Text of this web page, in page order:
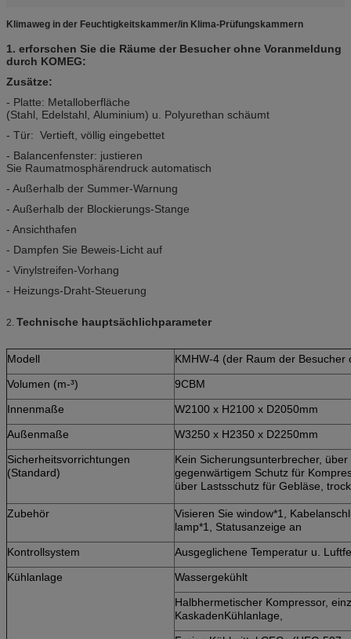
Klimaweg in der Feuchtigkeitskammer/in Klima-Prüfungskammern
1. erforschen Sie die Räume der Besucher ohne Voranmeldung
durch KOMEG:
Zusätze:
- Platte: Metalloberfläche
(Stahl, Edelstahl, Aluminium) u. Polyurethan schäumt
- Tür: Vertieft, völlig eingebettet
- Balancenfenster: justieren
Sie Raumatmosphärendruck automatisch
- Außerhalb der Summer-Warnung
- Außerhalb der Blockierungs-Stange
- Ansichthafen
- Dampfen Sie Beweis-Licht auf
- Vinylstreifen-Vorhang
- Heizungs-Draht-Steuerung
2. Technische hauptsächlichparameter
Modell
KMHW-4 (der Raum der Besucher
Volumen (m-³)
9CBM
Innenmaße
W2100 x H2100 x D2050mm
Außenmaße
W3250 x H2350 x D2250mm
Sicherheitsvorrichtungen
(Standard)
Kein Sicherungsunterbrecher,
gegenwärtigem Schutz für
über Lastsschutz für Gebläse,
Zubehör
Visieren Sie window*1,
lamp*1, Statusanzeige an
Kontrollsystem
Ausgeglichene Temperatur u.
Kühlanlage
Wassergekühlt
Halbhermetischer Kompressor,
KaskadenKühlanlage,